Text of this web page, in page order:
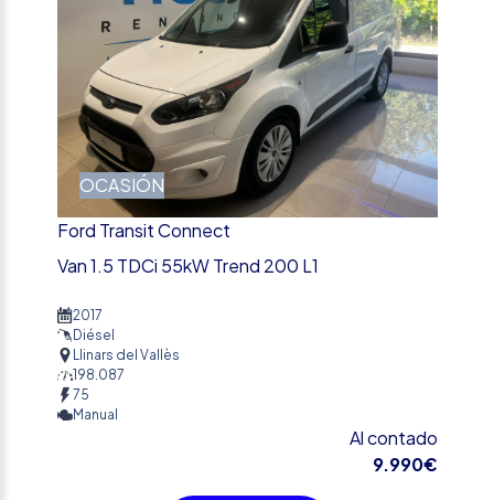
OCASIÓN
Ford Transit Connect
Van 1.5 TDCi 55kW Trend 200 L1
2017
Diésel
Llinars del Vallès
198.087
75
Manual
Al contado
9.990€